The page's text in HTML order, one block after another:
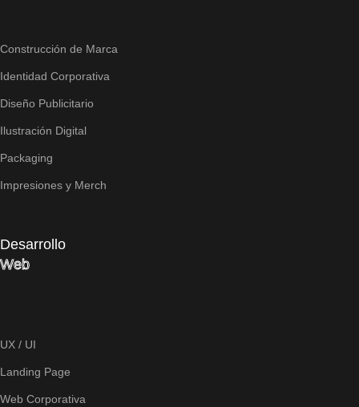
Construcción de Marca
Identidad Corporativa
Diseño Publicitario
Ilustración Digital
Packaging
Impresiones y Merch
Desarrollo
Web
UX / UI
Landing Page
Web Corporativa